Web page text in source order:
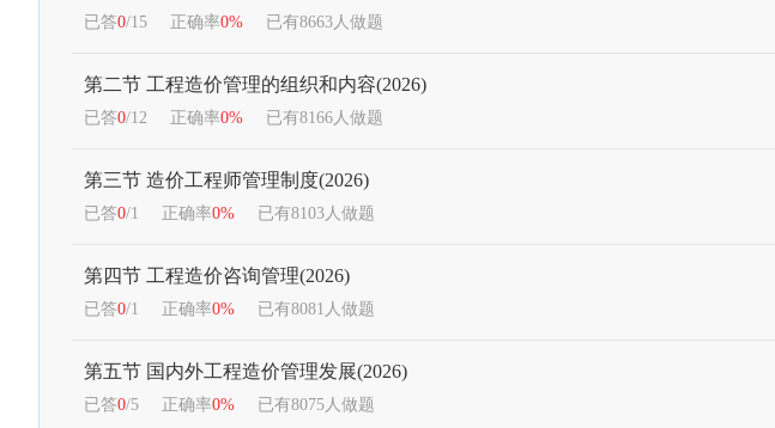
已答0/15 正确率0% 已有8663人做题
第二节 工程造价管理的组织和内容(2026)
已答0/12 正确率0% 已有8166人做题
第三节 造价工程师管理制度(2026)
已答0/1 正确率0% 已有8103人做题
第四节 工程造价咨询管理(2026)
已答0/1 正确率0% 已有8081人做题
第五节 国内外工程造价管理发展(2026)
已答0/5 正确率0% 已有8075人做题